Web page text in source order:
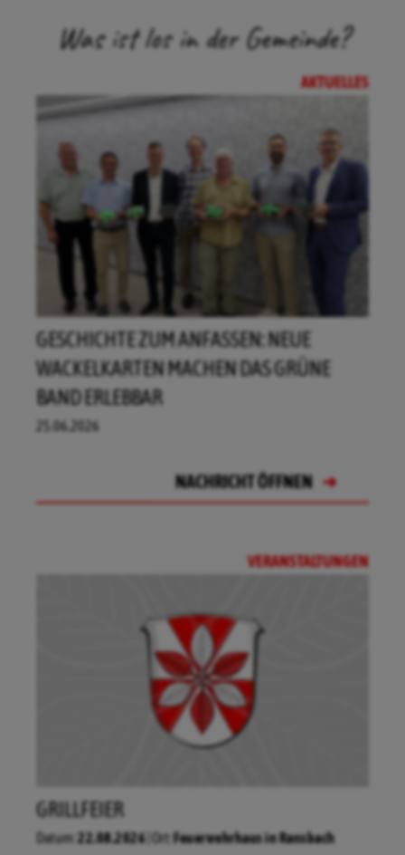
Was ist los in der Gemeinde?
09.08.2026
NACHRICHT ÖFFNEN
12.08.2026 Bürgersaal Mansbach
AKTUELLES
GESCHICHTE ZUM ANFASSEN: NEUE
WACKELKARTEN MACHEN DAS GRÜNE
BAND ERLEBBAR
25.06.2026
NACHRICHT ÖFFNEN
VERANSTALTUNGEN
GRILLFEIER
Datum: 22.08.2026 | Ort: Feuerwehrhaus in Ransbach
NACHRICHT ÖFFNEN
NACHRICHT ÖFFNEN
29.08.2026
Bürgerbegegnungsstätte Hofreite